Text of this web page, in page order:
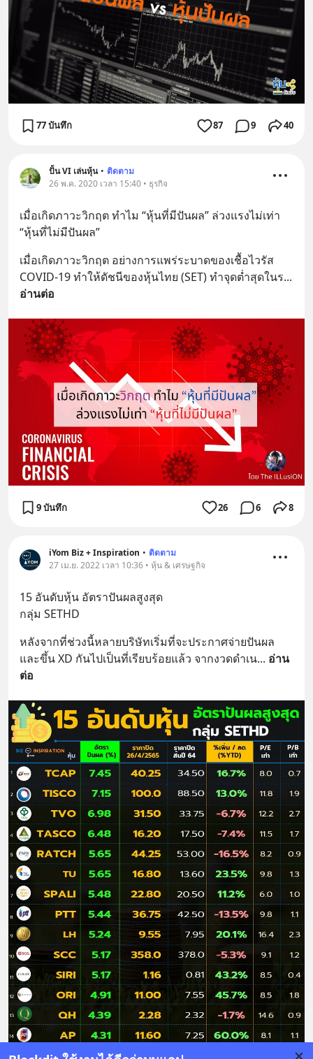
77 บันทึก 87 9 40
ปั้น VI เล่นหุ้น • ติดตาม
26 พ.ค. 2020 เวลา 15:40 • ธุรกิจ
เมื่อเกิดภาวะวิกฤต ทำไม “หุ้นที่มีปันผล” ล่วงแรงไม่เท่า
“หุ้นที่ไม่มีปันผล”
เมื่อเกิดภาวะวิกฤต อย่างการแพร่ระบาดของเชื้อไวรัส
COVID-19 ทำให้ดัชนีของหุ้นไทย (SET) ทำจุดต่ำสุดในร
อ่านต่อ
9 บันทึก 26 6 8
iYom Biz + Inspiration • ติดตาม
27 เม.ย. 2022 เวลา 10:36 • หุ้น & เศรษฐกิจ
15 อันดับหุ้น อัตราปันผลสูงสุด
กลุ่ม SETHD
หลังจากที่ช่วงนี้หลายบริษัทเริ่มที่จะประกาศจ่ายปันผล
และขึ้น XD กันไปเป็นที่เรียบร้อยแล้ว จากงวดดำเน... อ่าน
ต่อ